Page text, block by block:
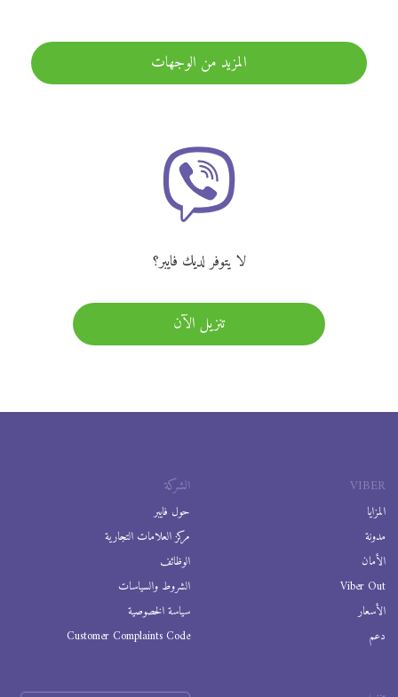
المزيد من الوجهات
لا يتوفر لديك فايبر؟
تنزيل الآن
VIBER
المزايا
مدونة
الأمان
Viber Out
الأسعار
دعم
الشركة
حول فايبر
مركز العلامات التجارية
الوظائف
الشروط والسياسات
سياسة الخصوصية
Customer Complaints Code